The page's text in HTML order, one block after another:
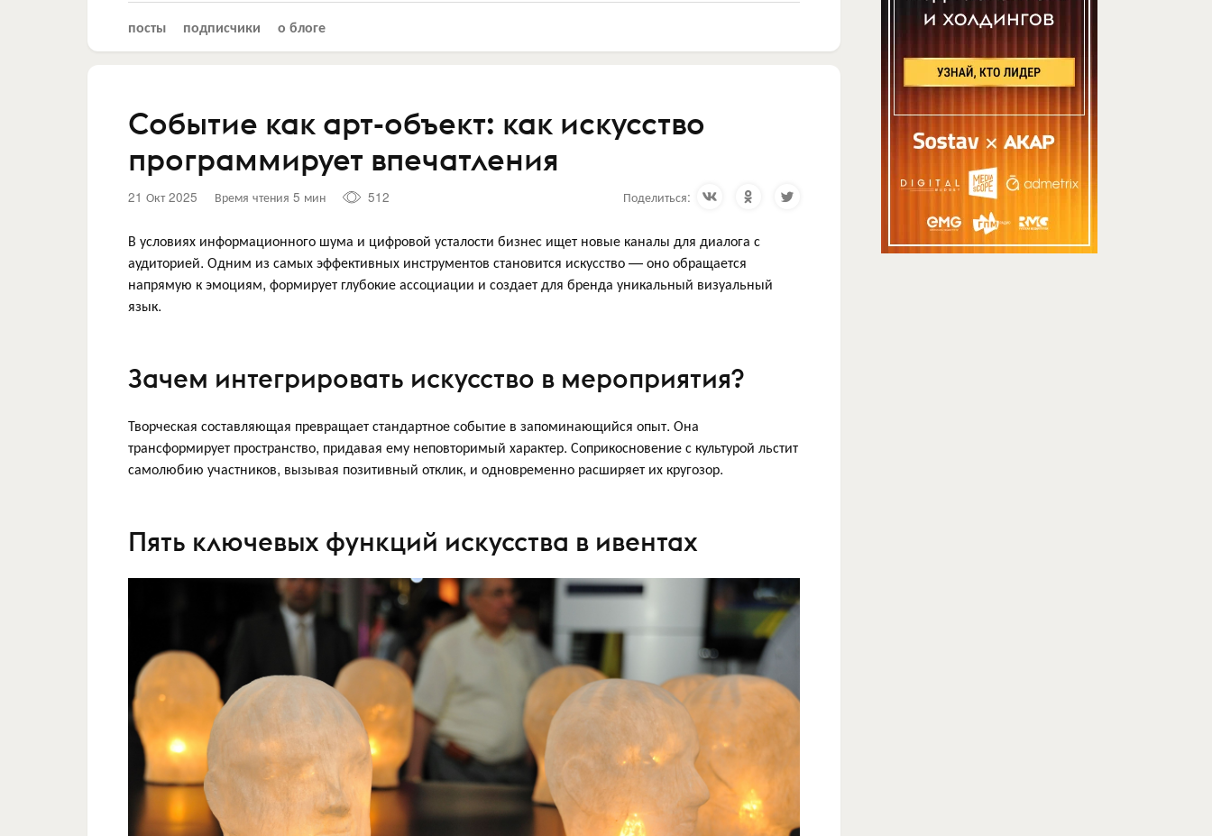
посты подписчики о блоге
Событие как арт-объект: как искусство
программирует впечатления
21 Окт 2025 Время чтения 5 мин 512 Поделиться:
В условиях информационного шума и цифровой усталости бизнес ищет новые каналы для диалога с
аудиторией. Одним из самых эффективных инструментов становится искусство — оно обращается
напрямую к эмоциям, формирует глубокие ассоциации и создает для бренда уникальный визуальный
язык.
Зачем интегрировать искусство в мероприятия?
Творческая составляющая превращает стандартное событие в запоминающийся опыт. Она
трансформирует пространство, придавая ему неповторимый характер. Соприкосновение с культурой льстит
самолюбию участников, вызывая позитивный отклик, и одновременно расширяет их кругозор.
Пять ключевых функций искусства в ивентах